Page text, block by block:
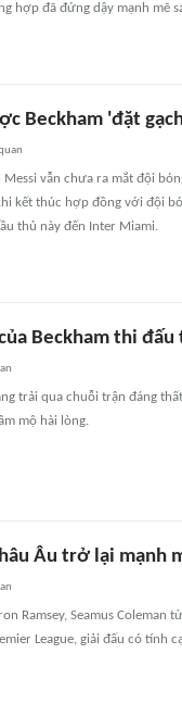
hợp đã đứng dậy mạnh mẽ
Beckham 'đặt
Messi vẫn chưa ra mắt đội
kết thúc hợp đồng với đội
thủ này đến Inter Miami.
Beckham thi đấu
trải qua chuỗi trận đáng
mộ hài lòng.
Âu trở lại mạnh
Ramsey, Seamus
League, giải đấu có tính